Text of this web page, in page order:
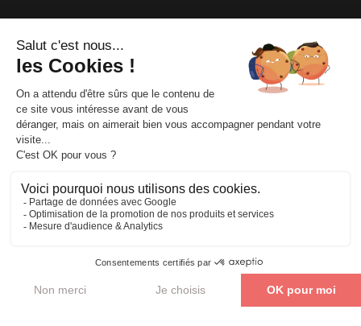
Mentions
légales|Accès|Confidentialité
Blog|Quiz|Trouver une formation près de